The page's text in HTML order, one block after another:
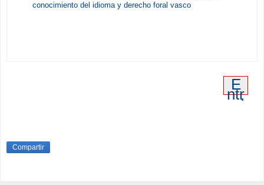
conocimiento del idioma y derecho foral vasco
E
ntr
ad
Compartir